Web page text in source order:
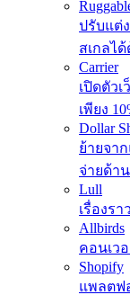
ปรับแต่
สเกลได้
Carrier
เปิดตัว
เพียง
Dollar
ย้ายจา
จ่ายด้า
Lull
เรื่องร
Allbirds
คอนเว
Shopify
แพลตฟ